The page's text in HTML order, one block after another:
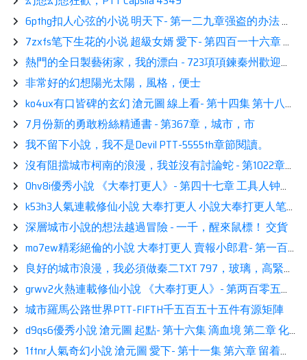
6pthg扣人心弦的小说 明天下- 第一二九章强盗的办法 看書-p2zSuc
7zxfs笔下生花的小说 超級女婿 愛下- 第四百一十六章 高手过招 熱推-p3VMn1
熱門的全日製藝術家，我的漂白 - 723項項鍊秦州歡迎你欣賞
非常好的幻想陽光太陽，風格，便士
ko4ux有口皆碑的玄幻 滄元圖 線上看- 第十四集 第十八章 永远是我哥 讀書-p27rzh
7月份新的勇敢粉絲精通書 - 第367章，城市，市
我不留下小說，我不是Devil PTT-5555th章節閱讀。
沒有阻擋城市柯南的浪漫，我並沒有討論蛇 - 第1022章Hi-in-inching
0hv8i優秀小說 《大奉打更人》- 第四十七章 工具人钟璃 分享-p1LY4k
k53h3人氣連載修仙小說 大奉打更人 小說大奉打更人笔趣- 第六十九章 神来之笔的射击 推薦-p2lpY3
深層城市小說的想法越過冒險 - 一千，醒來鼠標！ 交貨
mo7ew精彩絕倫的小說 大奉打更人 賣報小郎君- 第一百零五章 爆炸 讀書-p3gJNC
良好的城市浪漫，我必須做秦二TXT 797，玻璃，高緊急慶祝！ 讀
grwv2火熱連載修仙小說 《大奉打更人》- 第两百零五章 许七安：公主们应该快收到我的暧昧短信了 閲讀-p38eDe
城市羅馬公路世界PTT-FIFTH千五百五十五件有源矩陣
d9qs6優秀小說 滄元圖 起點- 第十六集 滴血境 第二章 化龙池 相伴-p2IBT1
1ftnr人氣奇幻小說 滄元圖 愛下- 第十一集 第六章 留着过年么？ 讀書-p2IlPy